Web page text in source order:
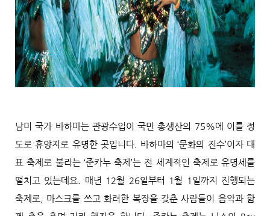
남미 국가 바하마는 관광수입이 국민 총생산의 75%에 이를 정
도로 휴양지로 유명한 곳입니다. 바하마의 ‘문화의 진수’이자 대
표 축제로 불리는 ‘준카누 축제’는 전 세계적인 축제로 유명세를
떨치고 있는데요. 매년 12월 26일부터 1월 1일까지 진행되는
축제로, 마스크를 쓰고 화려한 복장을 갖춘 사람들이 음악과 함